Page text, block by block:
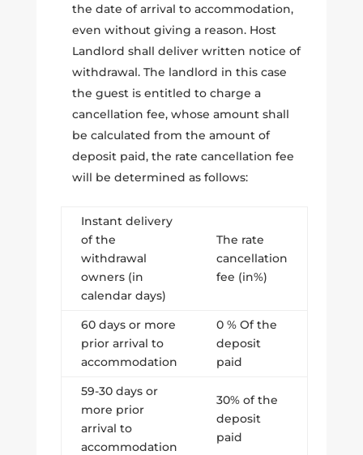
the date of arrival to accommodation,
even without giving a reason. Host
Landlord shall deliver written notice of
withdrawal. The landlord in this case
the guest is entitled to charge a
cancellation fee, whose amount shall
be calculated from the amount of
deposit paid, the rate cancellation fee
will be determined as follows:
Instant delivery
of the
withdrawal
owners (in
calendar days)
The rate
cancellation
fee (in%)
60 days or more
prior arrival to
accommodation
0 % Of the
deposit
paid
59-30 days or
more prior
arrival to
accommodation
30% of the
deposit
paid